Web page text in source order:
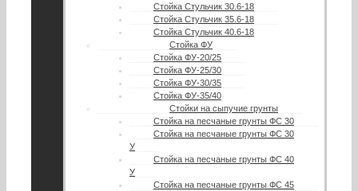
Стойка Стульчик 30.6-18
Стойка Стульчик 35.6-18
Стойка Стульчик 40.6-18
Стойка ФУ
Стойка ФУ-20/25
Стойка ФУ-25/30
Стойка ФУ-30/35
Стойка ФУ-35/40
Стойки на сыпучие грунты
Стойка на песчаные грунты ФС 30
Стойка на песчаные грунты ФС 30
У
Стойка на песчаные грунты ФС 40
У
Стойка на песчаные грунты ФС 45